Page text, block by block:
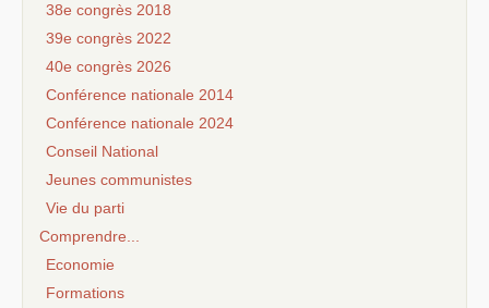
38e congrès 2018
39e congrès 2022
40e congrès 2026
Conférence nationale 2014
Conférence nationale 2024
Conseil National
Jeunes communistes
Vie du parti
Comprendre...
Economie
Formations